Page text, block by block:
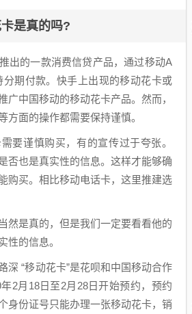
是真的吗?
出的一款消费信贷产品，通过移动A
分期付款。快手上出现的移动花卡或
广中国移动的移动花卡产品。然而，
方面的操作都需要保持谨慎。
要谨慎购买，有的宣传过于夸张。
否也是真实性的信息。这样才能够确
购买。相比移动电话卡，这里推建选
然是真的，但是我们一定要看看他的
性的信息。
深 “移动花卡”是花呗和中国移动合作
2月18日至2月28日开始预约，预约
身份证号只能办理一张移动花卡，销